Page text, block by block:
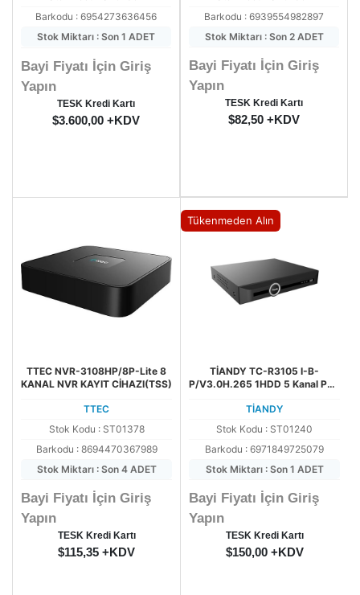
Barkodu : 6954273636456
Stok Miktarı : Son 1 ADET
Bayi Fiyatı İçin Giriş
Yapın
TESK Kredi Kartı
$3.600,00 +KDV
Barkodu : 6939554982897
Stok Miktarı : Son 2 ADET
Bayi Fiyatı İçin Giriş
Yapın
TESK Kredi Kartı
$82,50 +KDV
TTEC NVR-3108HP/8P-Lite 8
KANAL NVR KAYIT CİHAZI(TSS)
TTEC
Stok Kodu : ST01378
Barkodu : 8694470367989
Stok Miktarı : Son 4 ADET
Bayi Fiyatı İçin Giriş
Yapın
TESK Kredi Kartı
$115,35 +KDV
Tükenmeden Alın
TİANDY TC-R3105 I-B-
P/V3.0H.265 1HDD 5 Kanal POE
TİANDY
Stok Kodu : ST01240
Barkodu : 6971849725079
Stok Miktarı : Son 1 ADET
Bayi Fiyatı İçin Giriş
Yapın
TESK Kredi Kartı
$150,00 +KDV